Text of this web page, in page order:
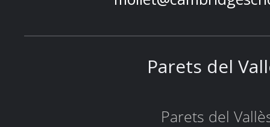
Parets del
Parets del